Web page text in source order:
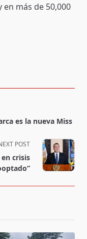
más de 50,000
es la nueva Miss
POST
crisis